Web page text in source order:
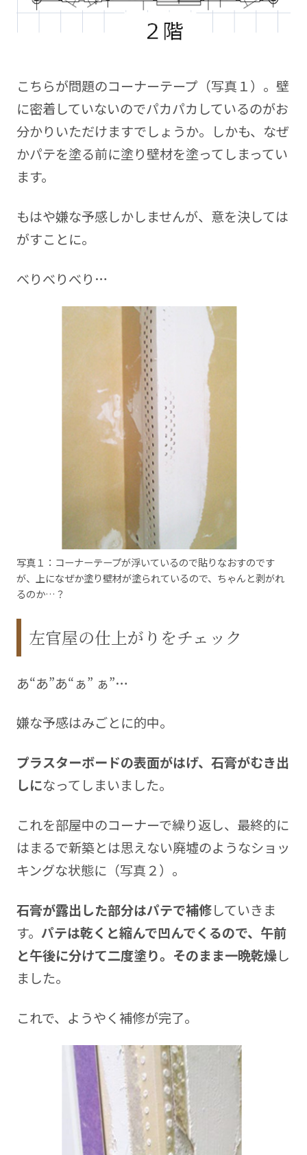
こちらが問題のコーナーテープ（写真１）。壁
に密着していないのでパカパカしているのがお
分かりいただけますでしょうか。 しかも、なぜ
かパテを塗る前に塗り壁材を塗ってしまってい
ます。
もはや嫌な予感しかしませんが、意を決しては
がすことに。
べりべりべり…
写真１：コーナーテープが浮いているので貼りなおすのです
が、上になぜか塗り壁材が塗られているので、ちゃんと剥がれ
るのか…？
左官屋の仕上がりをチェック
あ“あ”あ“ぁ” ぁ”…
嫌な予感はみごとに的中。
プラスターボードの表面がはげ、石膏がむき出
しになってしまいました。
これを部屋中のコーナーで繰り返し、最終的に
はまるで新築とは思えない廃墟のようなショッ
キングな状態に（写真２）。
石膏が露出した部分はパテで補修していきま
す。 パテは乾くと縮んで凹んでくるので、午前
と午後に分けて二度塗り。そのまま一晩乾燥し
ました。
これで、ようやく補修が完了。